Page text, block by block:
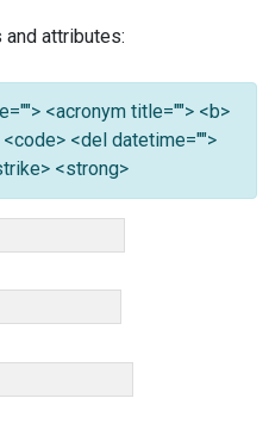
and attributes:
<acronym title=""> <b>
<del datetime="">
<strong>